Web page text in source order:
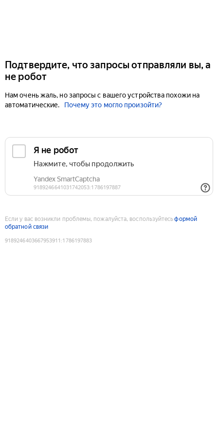
Подтвердите, что запросы отправляли вы, а
не робот
Нам очень жаль, но запросы с вашего устройства похожи на
автоматические.
Почему это могло произойти?
Если у вас возникли проблемы, пожалуйста, воспользуйтесьформой
обратной связи
9189246403667953911 :1786197883